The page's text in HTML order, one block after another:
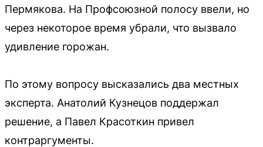
Пермякова. На Профсоюзной полосу ввели, но
через некоторое время убрали, что вызвало
удивление горожан.
По этому вопросу высказались два местных
эксперта. Анатолий Кузнецов поддержал
решение, а Павел Красоткин привел
контраргументы.